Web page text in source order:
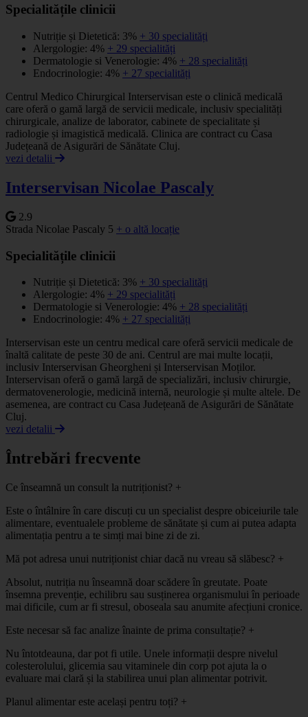
Specialitățile clinicii
Nutriție și Dietetică: 3% + 30 specialități
Alergologie: 4% + 29 specialități
Dermatologie si Venerologie: 4% + 28 specialități
Endocrinologie: 4% + 27 specialități
Centrul Medico Chirurgical Interservisan este o clinică medicală
care oferă o gamă largă de servicii medicale, inclusiv specialități
chirurgicale, analize de laborator, cabinete de specialitate și
radiologie și imagistică medicală. Clinica are contract cu Casa
Județeană de Asigurări de Sănătate Cluj.
vezi detalii
Interservisan Nicolae Pascaly
2.9
Strada Nicolae Pascaly 5 + o altă locație
Specialitățile clinicii
Nutriție și Dietetică: 3% + 30 specialități
Alergologie: 4% + 29 specialități
Dermatologie si Venerologie: 4% + 28 specialități
Endocrinologie: 4% + 27 specialități
Interservisan este un centru medical care oferă servicii medicale de
înaltă calitate de peste 30 de ani. Centrul are mai multe locații,
inclusiv Interservisan Gheorgheni și Interservisan Moților.
Interservisan oferă o gamă largă de specializări, inclusiv chirurgie,
dermatovenerologie, medicină internă, neurologie și multe altele. De
asemenea, are contract cu Casa Județeană de Asigurări de Sănătate
Cluj.
vezi detalii
Întrebări frecvente
Ce înseamnă un consult la nutriționist? +
Este o întâlnire în care discuți cu un specialist despre obiceiurile tale
alimentare, eventualele probleme de sănătate și cum ai putea adapta
alimentația pentru a te simți mai bine zi de zi.
Mă pot adresa unui nutriționist chiar dacă nu vreau să slăbesc? +
Absolut, nutriția nu înseamnă doar scădere în greutate. Poate
însemna prevenție, echilibru sau susținerea organismului în perioade
mai dificile, cum ar fi stresul, oboseala sau anumite afecțiuni cronice.
Este necesar să fac analize înainte de prima consultație? +
Nu întotdeauna, dar pot fi utile. Unele informații despre nivelul
colesterolului, glicemia sau vitaminele din corp pot ajuta la o
evaluare mai clară și la stabilirea unui plan alimentar potrivit.
Planul alimentar este același pentru toți? +